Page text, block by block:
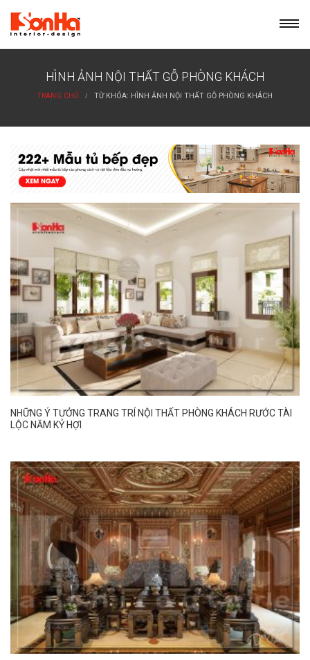
content
HÌNH ẢNH NỘI THẤT GỖ PHÒNG KHÁCH
TRANG CHỦ TỪ KHÓA: HÌNH ẢNH NỘI THẤT GỖ PHÒNG KHÁCH
NHỮNG Ý TƯỞNG TRANG TRÍ NỘI THẤT PHÒNG KHÁCH RƯỚC TÀI
LỘC NĂM KỶ HỢI